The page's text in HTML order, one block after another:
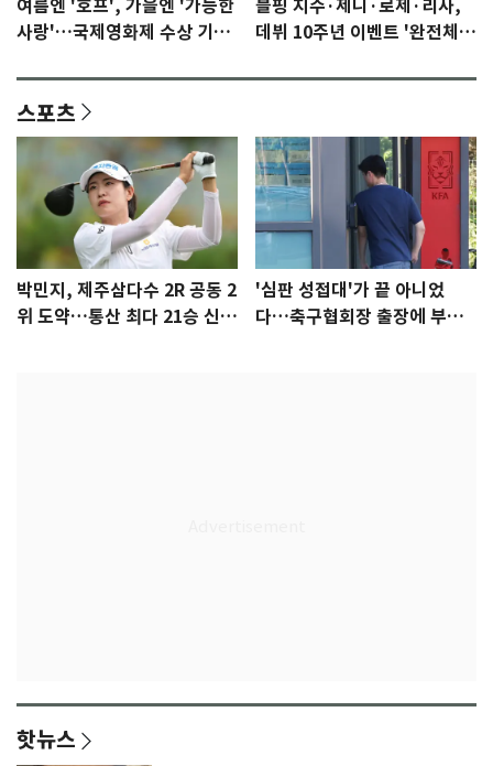
여름엔 '호프', 가을엔 '가능한
사랑'…국제영화제 수상 기대
블핑 지수·제니·로제·리사,
데뷔 10주년 이벤트 '완전체'
스포츠
박민지, 제주삼다수 2R 공동 2
위 도약…통산 최다 21승 신기
'심판 성접대'가 끝 아니었
다…축구협회장 출장에 부인
핫뉴스